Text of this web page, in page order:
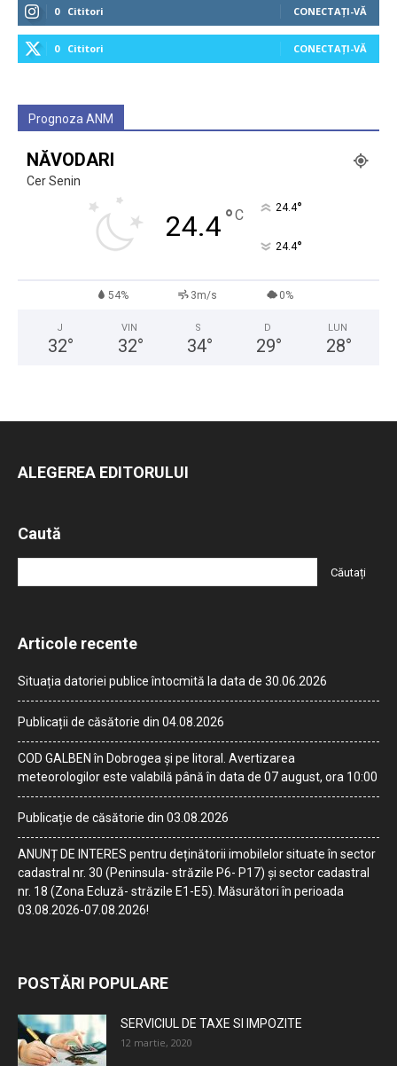
0 Cititori CONECTAȚI-VĂ
0 Cititori CONECTAȚI-VĂ
Prognoza ANM
NĂVODARI
Cer Senin
24.4°C 24.4°
24.4°
54% 3m/s 0%
J
32°
VIN
32°
S
34°
D
29°
LUN
28°
ALEGEREA EDITORULUI
Caută
Articole recente
Situația datoriei publice întocmită la data de 30.06.2026
Publicații de căsătorie din 04.08.2026
COD GALBEN în Dobrogea și pe litoral. Avertizarea
meteorologilor este valabilă până în data de 07 august, ora 10:00
Publicație de căsătorie din 03.08.2026
ANUNȚ DE INTERES pentru deținătorii imobilelor situate în sector
cadastral nr. 30 (Peninsula- străzile P6- P17) și sector cadastral
nr. 18 (Zona Ecluză- străzile E1-E5). Măsurători în perioada
03.08.2026-07.08.2026!
POSTĂRI POPULARE
SERVICIUL DE TAXE SI IMPOZITE
12 martie, 2020